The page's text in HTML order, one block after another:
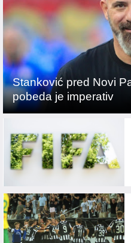
Stanković pred Novi
pobeda je imperativ